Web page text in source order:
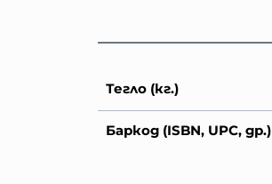
Тегло (кг.)
Баркод (ISBN, UPC, др.)